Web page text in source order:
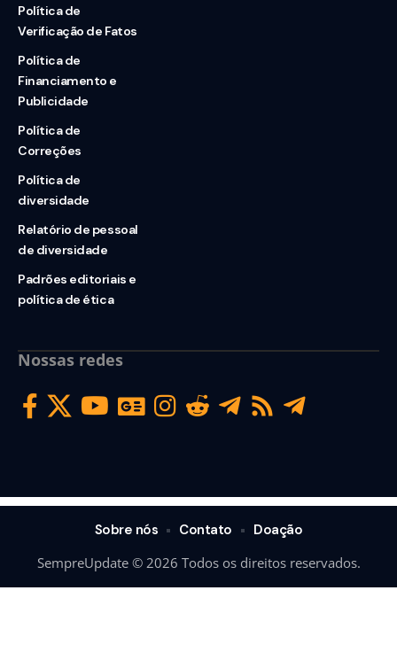
Política de
Verificação de Fatos
Política de
Financiamento e
Publicidade
Política de
Correções
Política de
diversidade
Relatório de pessoal
de diversidade
Padrões editoriais e
política de ética
Nossas redes
SempreUpdate © 2026 Todos os direitos reservados.
Sobre nós Contato Doação